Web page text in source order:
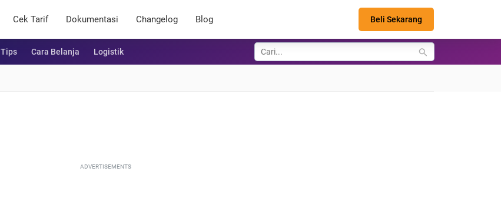
Cek Tarif Dokumentasi Changelog Blog Beli Sekarang
Tips Cara Belanja Logistik
ADVERTISEMENTS